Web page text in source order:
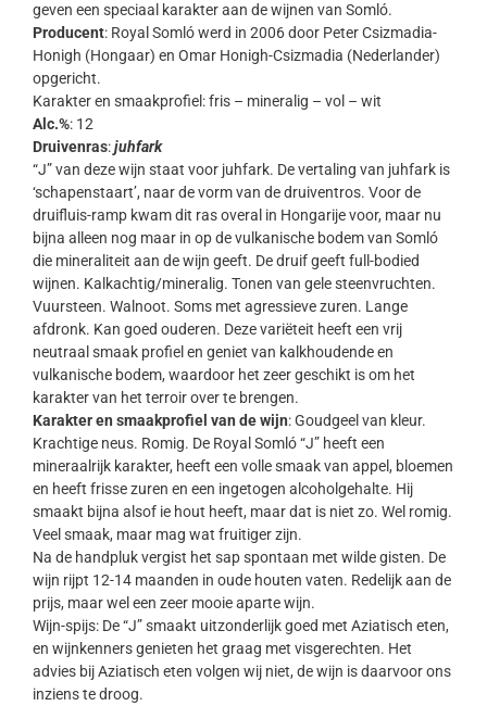
geven een speciaal karakter aan de wijnen van Somló.
Producent: Royal Somló werd in 2006 door Peter Csizmadia-
Honigh (Hongaar) en Omar Honigh-Csizmadia (Nederlander)
opgericht.
Karakter en smaakprofiel: fris – mineralig – vol – wit
Alc.%: 12
Druivenras:juhfark
“J” van deze wijn staat voor juhfark. De vertaling van juhfark is
‘schapenstaart’, naar de vorm van de druiventros. Voor de
druifluis-ramp kwam dit ras overal in Hongarije voor, maar nu
bijna alleen nog maar in op de vulkanische bodem van Somló
die mineraliteit aan de wijn geeft. De druif geeft full-bodied
wijnen. Kalkachtig/mineralig. Tonen van gele steenvruchten.
Vuursteen. Walnoot. Soms met agressieve zuren. Lange
afdronk. Kan goed ouderen. Deze variëteit heeft een vrij
neutraal smaak profiel en geniet van kalkhoudende en
vulkanische bodem, waardoor het zeer geschikt is om het
karakter van het terroir over te brengen.
Karakter en smaakprofiel van de wijn: Goudgeel van kleur.
Krachtige neus. Romig. De Royal Somló “J” heeft een
mineraalrijk karakter, heeft een volle smaak van appel, bloemen
en heeft frisse zuren en een ingetogen alcoholgehalte. Hij
smaakt bijna alsof ie hout heeft, maar dat is niet zo. Wel romig.
Veel smaak, maar mag wat fruitiger zijn.
Na de handpluk vergist het sap spontaan met wilde gisten. De
wijn rijpt 12-14 maanden in oude houten vaten. Redelijk aan de
prijs, maar wel een zeer mooie aparte wijn.
Wijn-spijs: De “J” smaakt uitzonderlijk goed met Aziatisch eten,
en wijnkenners genieten het graag met visgerechten. Het
advies bij Aziatisch eten volgen wij niet, de wijn is daarvoor ons
inziens te droog.